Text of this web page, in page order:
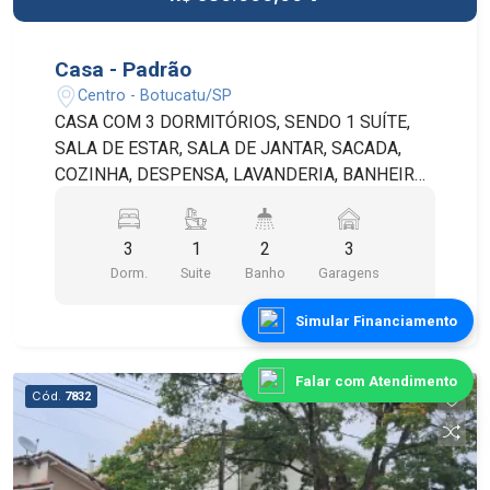
Casa - Padrão
Centro - Botucatu/SP
CASA COM 3 DORMITÓRIOS, SENDO 1 SUÍTE,
SALA DE ESTAR, SALA DE JANTAR, SACADA,
COZINHA, DESPENSA, LAVANDERIA, BANHEIRO
QUINTAL GRAMADO COM ÁRVORES E 2 VAGAS
DE GARAGEM, SENDO 1 COBERTA.
3
Dorm.
1
Suite
2
Banho
3
Garagens
Cód. 7832
Falar com Atendimento
Simular Financiamento